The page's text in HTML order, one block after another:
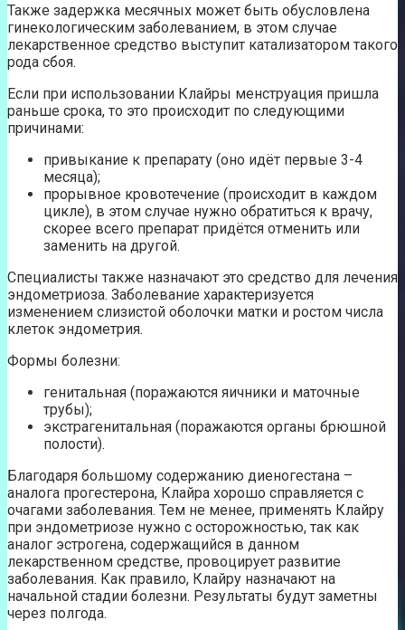
Также задержка месячных может быть обусловлена
гинекологическим заболеванием, в этом случае
лекарственное средство выступит катализатором такого
рода сбоя.
Если при использовании Клайры менструация пришла
раньше срока, то это происходит по следующими
причинами:
привыкание к препарату (оно идёт первые 3-4
месяца);
прорывное кровотечение (происходит в каждом
цикле), в этом случае нужно обратиться к врачу,
скорее всего препарат придётся отменить или
заменить на другой.
Специалисты также назначают это средство для лечения
эндометриоза. Заболевание характеризуется
изменением слизистой оболочки матки и ростом числа
клеток эндометрия.
Формы болезни:
генитальная (поражаются яичники и маточные
трубы);
экстрагенитальная (поражаются органы брюшной
полости).
Благодаря большому содержанию диеногестана –
аналога прогестерона, Клайра хорошо справляется с
очагами заболевания. Тем не менее, применять Клайру
при эндометриозе нужно с осторожностью, так как
аналог эстрогена, содержащийся в данном
лекарственном средстве, провоцирует развитие
заболевания. Как правило, Клайру назначают на
начальной стадии болезни. Результаты будут заметны
через полгода.